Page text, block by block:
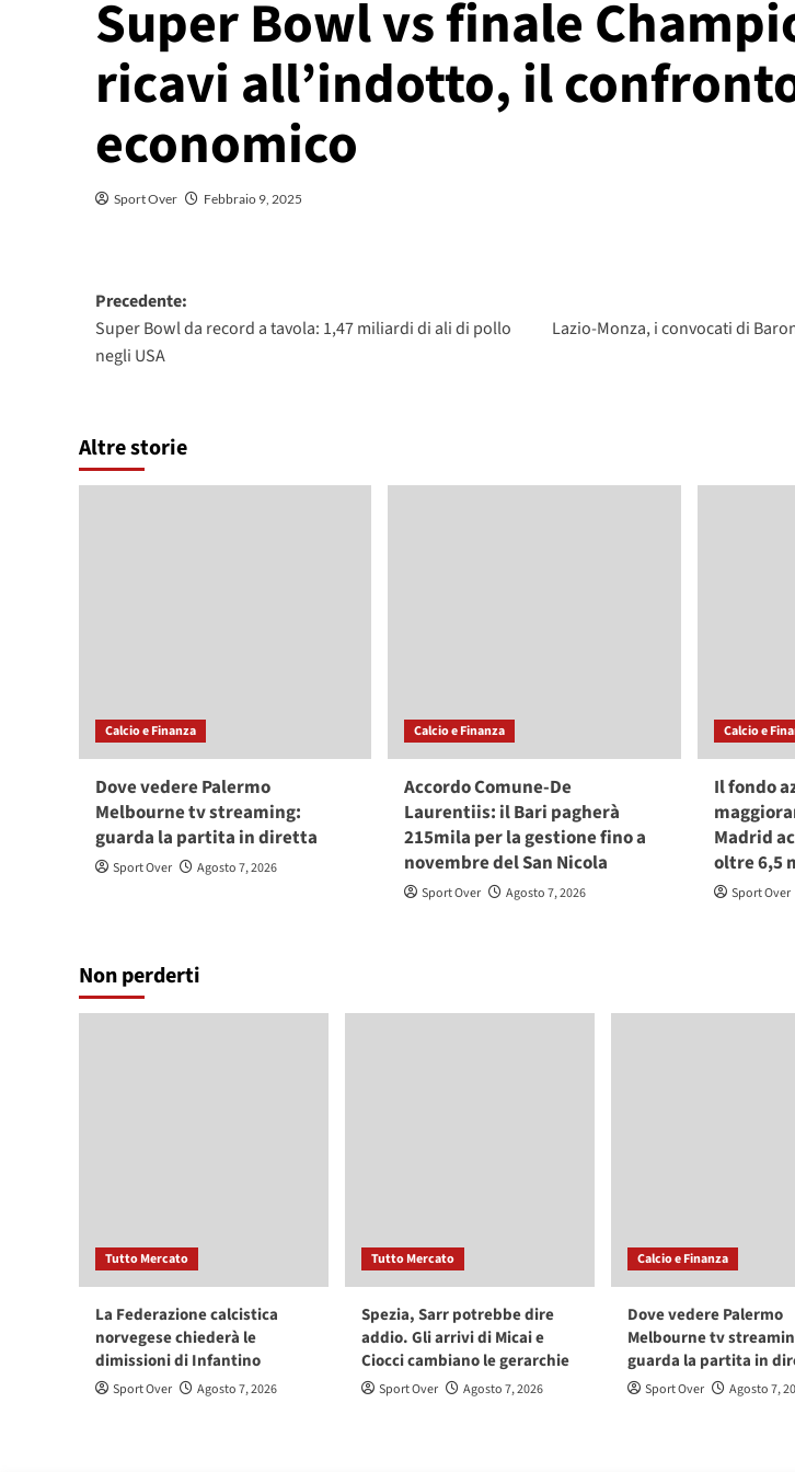
Super Bowl vs finale
ricavi all’indotto, il
economico
Sport Over Febbraio 9, 2025
Navigazione
articolo
Precedente:
Super Bowl da record a tavola: 1,47 miliardi di ali di pollo
negli USA
Lazio-Monza, i convocati di
Altre storie
Calcio e Finanza
Dove vedere Palermo
Melbourne tv streaming:
guarda la partita in diretta
Sport Over Agosto 7, 2026
Calcio e Finanza
Accordo Comune-De
Laurentiis: il Bari pagherà
215mila per la gestione fino a
novembre del San Nicola
Sport Over Agosto 7, 2026
Calcio e
Il fondo
Madrid
oltre 6,5
Sport Over
Non perderti
Tutto Mercato
La Federazione calcistica
norvegese chiederà le
dimissioni di Infantino
Sport Over Agosto 7, 2026
Tutto Mercato
Spezia, Sarr potrebbe dire
addio. Gli arrivi di Micai e
Ciocci cambiano le gerarchie
Sport Over Agosto 7, 2026
Calcio e Finanza
Dove vedere Palermo
Melbourne tv
guarda la partita in
Sport Over Agosto 7,